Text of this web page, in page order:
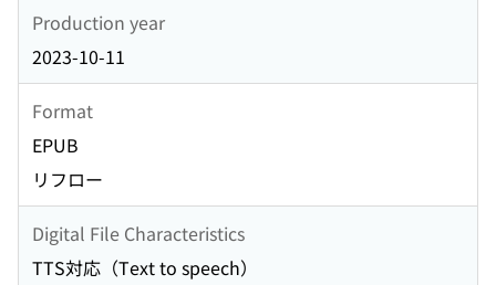
Production year
2023-10-11
Format
EPUB
リフロー
Digital File Characteristics
TTS対応（Text to speech）